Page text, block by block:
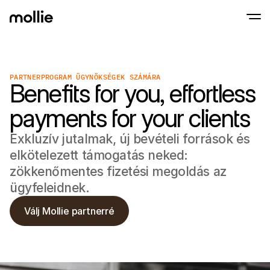
PARTNERPROGRAM ÜGYNÖKSÉGEK SZÁMÁRA
Benefits for you, effortless
payments for your clients
Exkluzív jutalmak, új bevételi források és
elkötelezett támogatás neked:
zökkenőmentes fizetési megoldás az
ügyfeleidnek.
Válj Mollie partnerré
Érints és fizess iPhone-on
Fogadj el érintésmentes fizetéseket
Tudj meg többet
Fogadj el fizetéseket
Online fizetések
Fogadd el és kezeld
fizetéseket
Személyes
Fogadj el fizetéseket
és eszközökkel
Pénztár
optimalizált a
Rendszeres